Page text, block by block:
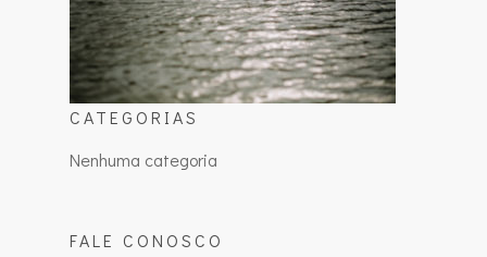
CATEGORIAS
Nenhuma categoria
FALE CONOSCO